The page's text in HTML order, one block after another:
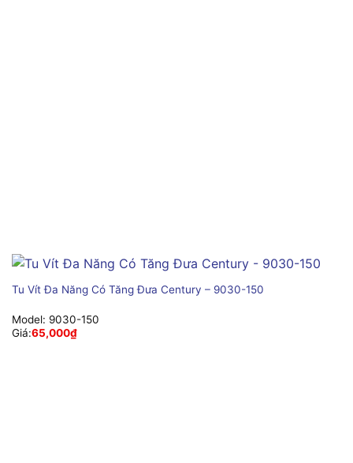
Tu Vít Đa Năng Có Tăng Đưa Century – 9030-150
Model: 9030-150
Giá:65,000₫